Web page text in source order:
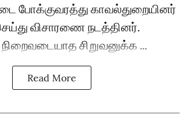
போக்குவரத்து காவல்துறையினர்
விசாரணை நடத்தினர்.
சிறுவனுக்க ...
Read More